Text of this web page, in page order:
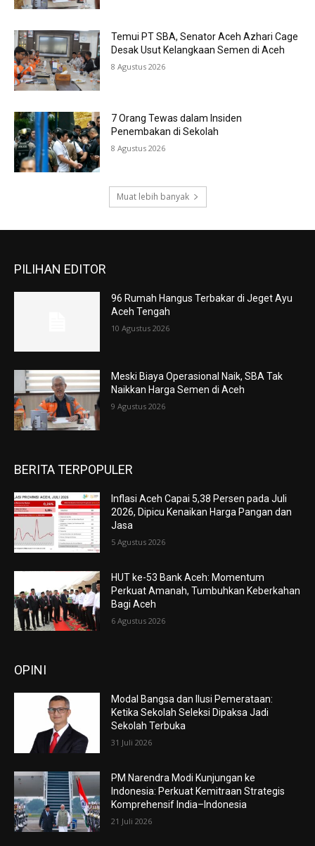
Temui PT SBA, Senator Aceh Azhari Cage
Desak Usut Kelangkaan Semen di Aceh
8 Agustus 2026
7 Orang Tewas dalam Insiden
Penembakan di Sekolah
8 Agustus 2026
Muat lebih banyak
PILIHAN EDITOR
96 Rumah Hangus Terbakar di Jeget Ayu
Aceh Tengah
10 Agustus 2026
Meski Biaya Operasional Naik, SBA Tak
Naikkan Harga Semen di Aceh
9 Agustus 2026
BERITA TERPOPULER
Inflasi Aceh Capai 5,38 Persen pada Juli
2026, Dipicu Kenaikan Harga Pangan dan
Jasa
5 Agustus 2026
HUT ke-53 Bank Aceh: Momentum
Perkuat Amanah, Tumbuhkan Keberkahan
Bagi Aceh
6 Agustus 2026
OPINI
Modal Bangsa dan Ilusi Pemerataan:
Ketika Sekolah Seleksi Dipaksa Jadi
Sekolah Terbuka
31 Juli 2026
PM Narendra Modi Kunjungan ke
Indonesia: Perkuat Kemitraan Strategis
Komprehensif India–Indonesia
21 Juli 2026